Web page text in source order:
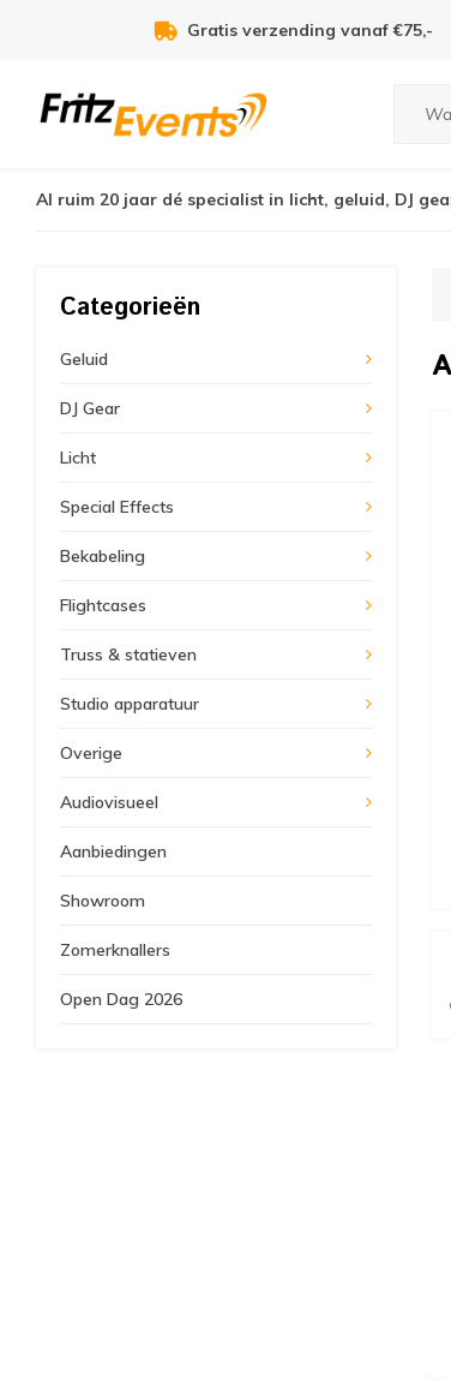
Gratis verzending vanaf €75,-
Al ruim 20 jaar dé specialist in licht, geluid, DJ
Categorieën
Geluid
DJ Gear
Licht
Special Effects
Bekabeling
Flightcases
Truss & statieven
Studio apparatuur
Overige
Audiovisueel
Aanbiedingen
Showroom
Zomerknallers
Open Dag 2026